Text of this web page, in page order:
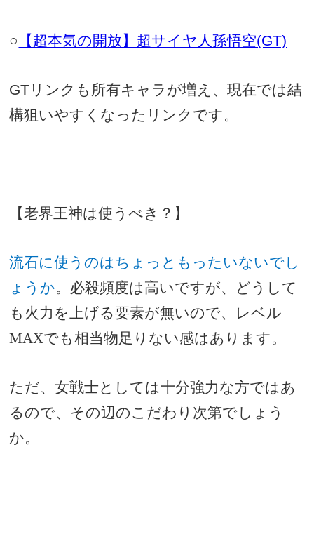
○ 【超本気の開放】超サイヤ人孫悟空(GT)
GT リンクも所有キャラが増え、現在では結
構狙いやすくなったリンクです。
【老界王神は使うべき？】
流石に使うのはちょっともったいないでし
ょうか。必殺頻度は高いですが、どうして
も火力を上げる要素が無いので、レベル
MAXでも相当物足りない感はあります。
ただ、女戦士としては十分強力な方ではあ
るので、その辺のこだわり次第でしょう
か。